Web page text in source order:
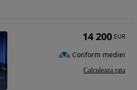
14 200 EUR
Conform mediei
Calculeaza rata